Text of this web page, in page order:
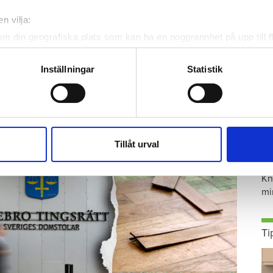
vilja:
din geografiska plats som kan ha en noggrannhet på upp till
att aktivt skanna den för specifika kännetecken
uppgifter behandlas och ställ in dina preferenser i
när som helst från cookie-förklaringen.
trafik. Vi vidarebefordrar även sådana identifierare och
och analysföretag som vi samarbetar med. Dessa kan i
Inställningar Statistik
Tillåt urval
upp en natt och vrider på vattenkranen
vatten i både badrum och hall. Det borde